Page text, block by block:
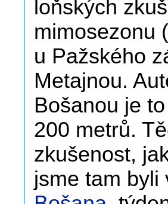
loňských
mimosezonu
u Pažského
Metajnou.
Bošanou je
200 metrů.
zkušenost,
jsme tam byli